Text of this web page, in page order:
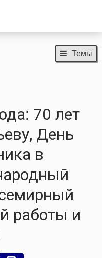
Темы
70 лет
День
в
работы и